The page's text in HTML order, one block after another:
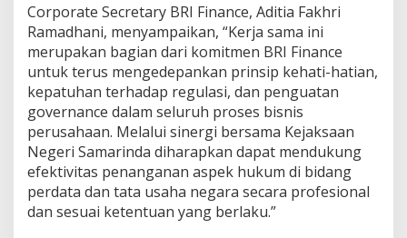
Corporate Secretary BRI Finance, Aditia Fakhri
Ramadhani, menyampaikan, “Kerja sama ini
merupakan bagian dari komitmen BRI Finance
untuk terus mengedepankan prinsip kehati-hatian,
kepatuhan terhadap regulasi, dan penguatan
governance dalam seluruh proses bisnis
perusahaan. Melalui sinergi bersama Kejaksaan
Negeri Samarinda diharapkan dapat mendukung
efektivitas penanganan aspek hukum di bidang
perdata dan tata usaha negara secara profesional
dan sesuai ketentuan yang berlaku.”